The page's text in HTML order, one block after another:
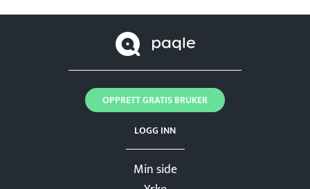
Min side
LOGG INN
OPPRETT GRATIS BRUKER